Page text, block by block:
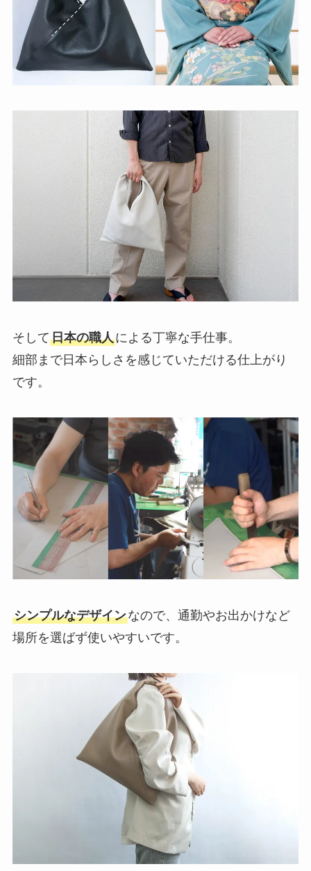
そして日本の職人による丁寧な手仕事。
細部まで日本らしさを感じていただける仕上がり
です。
シンプルなデザインなので、通勤やお出かけなど
場所を選ばず使いやすいです。